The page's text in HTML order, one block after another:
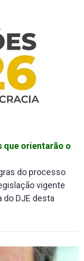
que orientarão o
do processo
vigente
DJE desta